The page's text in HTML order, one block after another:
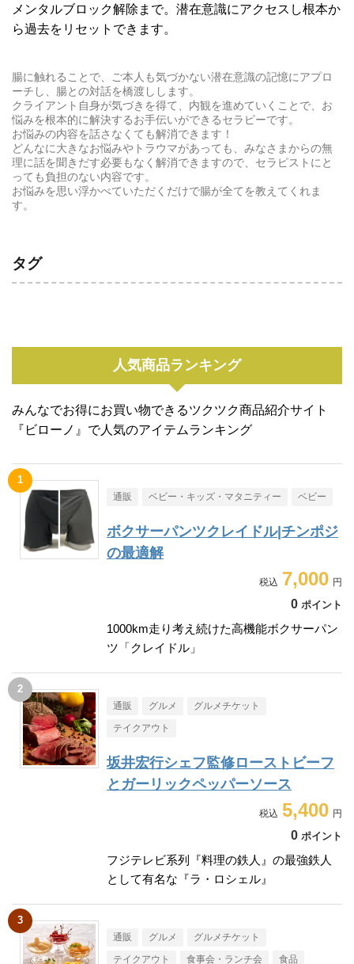
メンタルブロック解除まで。潜在意識にアクセスし根本か
ら過去をリセットできます。
腸に触れることで、ご本人も気づかない潜在意識の記憶にアプロ
ーチし、腸との対話を橋渡しします。
クライアント自身が気づきを得て、内観を進めていくことで、お
悩みを根本的に解決するお手伝いができるセラピーです。
お悩みの内容を話さなくても解消できます！
どんなに大きなお悩みやトラウマがあっても、みなさまからの無
理に話を聞きだす必要もなく解消できますので、セラピストにと
っても負担のない内容です。
お悩みを思い浮かべていただくだけで腸が全てを教えてくれま
す。
タグ
人気商品ランキング
みんなでお得にお買い物できるツクツク商品紹介サイト
『ビローノ』で人気のアイテムランキング
通販 ベビー・キッズ・マタニティー ベビー
ボクサーパンツクレイドル|チンポジ
の最適解
7,000
0 ポイント
1000km走り考え続けた高機能ボクサーパン
ツ「クレイドル」
通販 グルメ グルメチケット
テイクアウト
坂井宏行シェフ監修ローストビーフ
とガーリックペッパーソース
5,400
0 ポイント
フジテレビ系列『料理の鉄人』の最強鉄人
として有名な『ラ・ロシェル』
通販 グルメ グルメチケット
テイクアウト 食事会・ランチ会 食品